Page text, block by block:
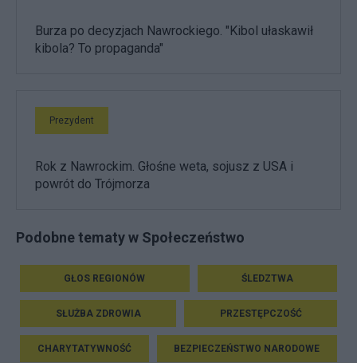
Burza po decyzjach Nawrockiego. "Kibol ułaskawił
kibola? To propaganda"
Prezydent
Rok z Nawrockim. Głośne weta, sojusz z USA i
powrót do Trójmorza
Podobne tematy w Społeczeństwo
GŁOS REGIONÓW ŚLEDZTWA
SŁUŻBA ZDROWIA PRZESTĘPCZOŚĆ
CHARYTATYWNOŚĆ BEZPIECZEŃSTWO NARODOWE